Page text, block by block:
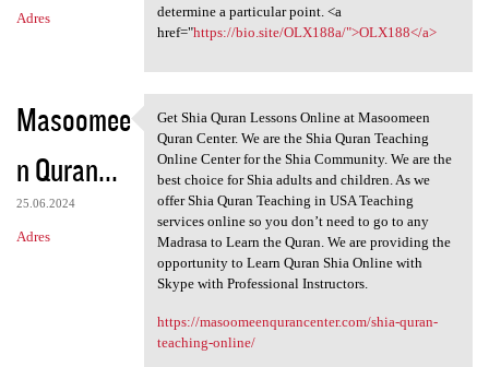
Adres
determine a particular point. <a
href="https://bio.site/OLX188a/">OLX188</a>
Masoomee
n Quran...
25.06.2024
Adres
Get Shia Quran Lessons Online
Get Shia Quran Lessons Online at Masoomeen
Quran Center. We are the Shia Quran Teaching
Online Center for the Shia Community. We are the
best choice for Shia adults and children. As we
offer Shia Quran Teaching in USA Teaching
services online so you don’t need to go to any
Madrasa to Learn the Quran. We are providing the
opportunity to Learn Quran Shia Online with
Skype with Professional Instructors.
https://masoomeenqurancenter.com/shia-quran-
teaching-online/